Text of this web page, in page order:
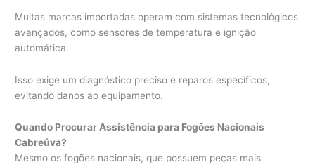
Muitas marcas importadas operam com sistemas tecnológicos
avançados, como sensores de temperatura e ignição
automática.
Isso exige um diagnóstico preciso e reparos específicos,
evitando danos ao equipamento.
Quando Procurar Assistência para Fogões Nacionais
Cabreúva?
Mesmo os fogões nacionais, que possuem peças mais